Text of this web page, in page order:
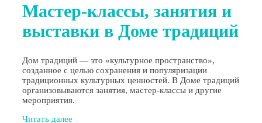
Мастер-классы, занятия и
выставки в Доме традиций
Дом традиций — это «культурное пространство»,
созданное с целью сохранения и популяризации
традиционных культурных ценностей. В Доме традиций
организовываются занятия, мастер-классы и другие
мероприятия.
Читать далее